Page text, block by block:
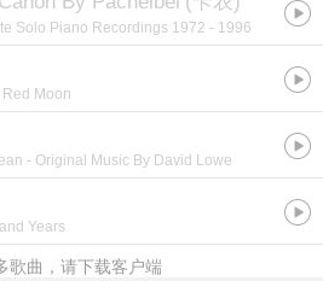
Solo Piano Recordings 1972 - 1996
Red Moon
- Original Music By David Lowe
Years
歌曲，请下载客户端